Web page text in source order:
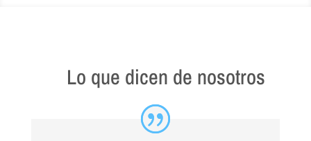
Lo que dicen de nosotros